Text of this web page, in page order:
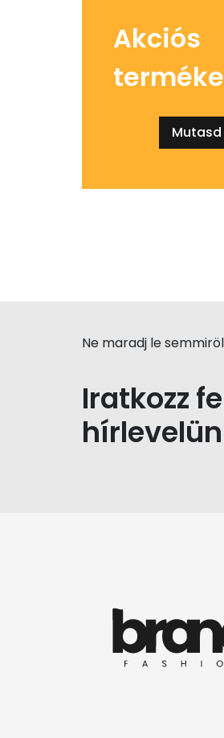
Akciós
Mutasd
Ne maradj le
Iratkozz